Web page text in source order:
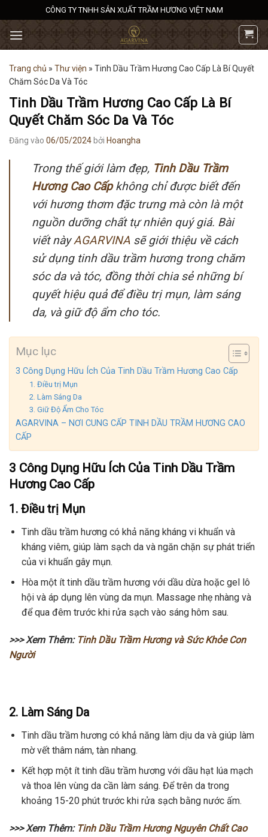
qua
nội
dung
CÔNG TY TNHH SẢN XUẤT TRẦM HƯƠNG VIỆT NAM
Trang chủ » Thư viện » Tinh Dầu Trầm Hương Cao Cấp Là Bí Quyết
Chăm Sóc Da Và Tóc
Tinh Dầu Trầm Hương Cao Cấp Là Bí
Quyết Chăm Sóc Da Và Tóc
Đăng vào 06/05/2024 bởi Hoangha
Trong thế giới làm đẹp, Tinh Dầu Trầm
Hương Cao Cấpkhông chỉ được biết đến
với hương thơm đặc trưng mà còn là một
nguồn dưỡng chất tự nhiên quý giá. Bài
viết nàyAGARVINA sẽ giới thiệu về cách
sử dụng tinh dầu trầm hương trong chăm
sóc da và tóc, đồng thời chia sẻ những bí
quyết hiệu quả để điều trị mụn, làm sáng
da, và giữ độ ẩm cho tóc.
Mục lục
3 Công Dụng Hữu Ích Của Tinh Dầu Trầm Hương Cao Cấp
1. Điều trị Mụn
2. Làm Sáng Da
3. Giữ Độ Ẩm Cho Tóc
AGARVINA – NƠI CUNG CẤP TINH DẦU TRẦM HƯƠNG CAO
CẤP
3 Công Dụng Hữu Ích Của Tinh Dầu Trầm
Hương Cao Cấp
1. Điều trị Mụn
Tinh dầu trầm hương có khả năng kháng vi khuẩn và
kháng viêm, giúp làm sạch da và ngăn chặn sự phát triển
của vi khuẩn gây mụn.
Hòa một ít tinh dầu trầm hương với dầu dừa hoặc gel lô
hội và áp dụng lên vùng da mụn. Massage nhẹ nhàng và
để qua đêm trước khi rửa sạch vào sáng hôm sau.
>>> Xem Thêm: Tinh Dầu Trầm Hương và Sức Khỏe Con
Người
2. Làm Sáng Da
Tinh dầu trầm hương có khả năng làm dịu da và giúp làm
mờ vết thâm nám, tàn nhang.
Kết hợp một ít tinh dầu trầm hương với dầu hạt lúa mạch
và thoa lên vùng da cần làm sáng. Để trên da trong
khoảng 15-20 phút trước khi rửa sạch bằng nước ấm.
>>> Xem Thêm: Tinh Dầu Trầm Hương Nguyên Chất Cao